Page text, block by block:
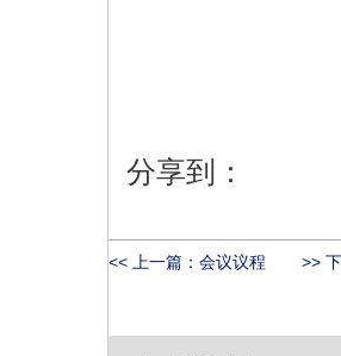
分享到：
<< 上一篇： 会议议程 >>